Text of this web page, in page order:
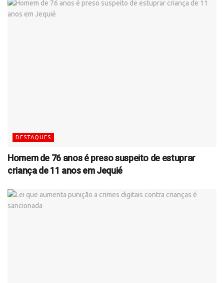
DESTAQUES
Homem de 76 anos é preso suspeito de estuprar
criança de 11 anos em Jequié